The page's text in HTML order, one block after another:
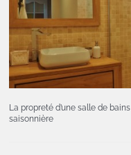
La propreté d’une salle de
saisonnière